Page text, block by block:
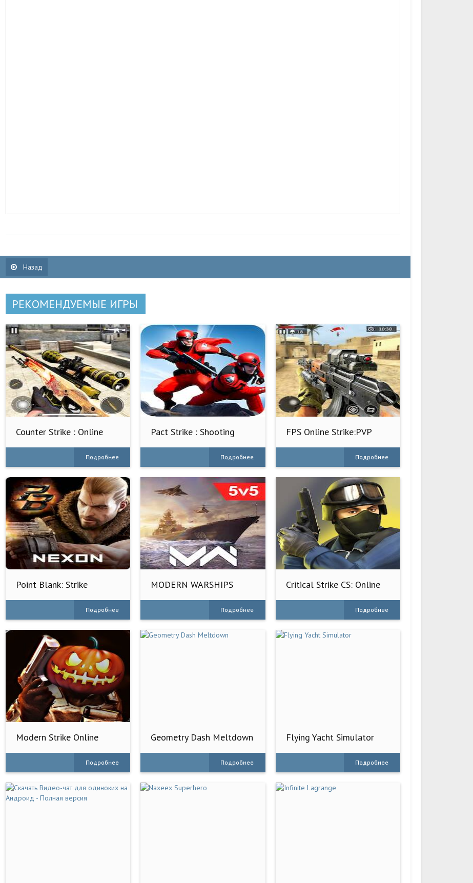
Назад
РЕКОМЕНДУЕМЫЕ ИГРЫ
Counter Strike : Online
Подробнее
Pact Strike : Shooting
Подробнее
FPS Online Strike:PVP
Подробнее
Point Blank: Strike
Подробнее
MODERN WARSHIPS
Подробнее
Critical Strike CS: Online
Подробнее
Modern Strike Online
Подробнее
Geometry Dash Meltdown
Подробнее
Flying Yacht Simulator
Подробнее